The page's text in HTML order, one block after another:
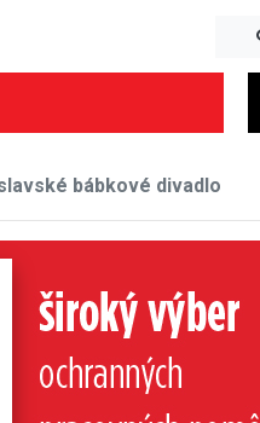
bábkové divadlo